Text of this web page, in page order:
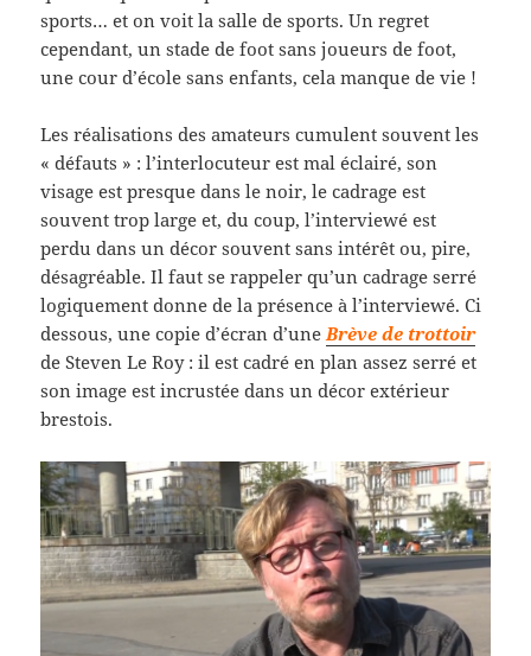
sports… et on voit la salle de sports. Un regret
cependant, un stade de foot sans joueurs de foot,
une cour d’école sans enfants, cela manque de vie !
Les réalisations des amateurs cumulent souvent les
« défauts » : l’interlocuteur est mal éclairé, son
visage est presque dans le noir, le cadrage est
souvent trop large et, du coup, l’interviewé est
perdu dans un décor souvent sans intérêt ou, pire,
désagréable. Il faut se rappeler qu’un cadrage serré
logiquement donne de la présence à l’interviewé. Ci
dessous, une copie d’écran d’une Brève de trottoir
de Steven Le Roy : il est cadré en plan assez serré et
son image est incrustée dans un décor extérieur
brestois.